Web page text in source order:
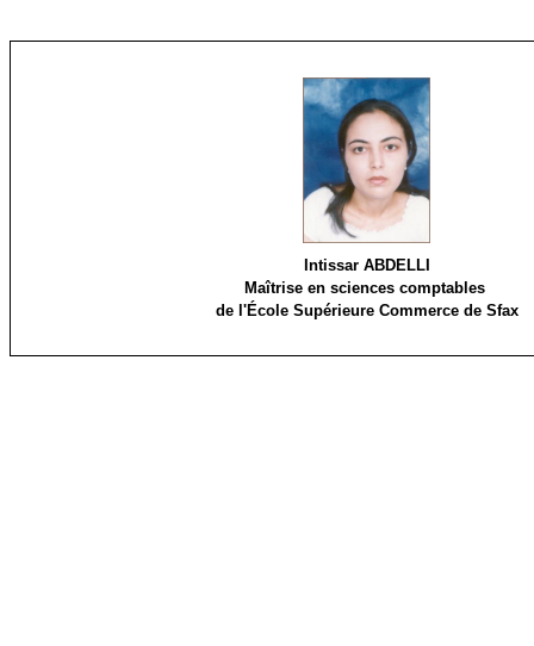
Intissar ABDELLI
Maîtrise en sciences comptables
de l'École Supérieure Commerce de Sfax